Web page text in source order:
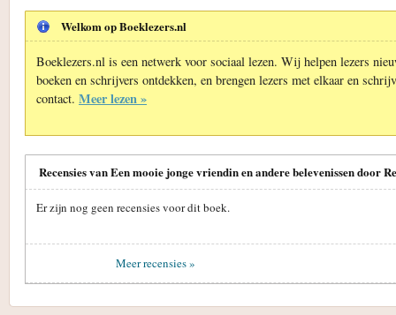
Welkom op Boeklezers.nl
Boeklezers.nl is een netwerk voor sociaal lezen. Wij helpen lezers
boeken en schrijvers ontdekken, en brengen lezers met elkaar en
contact. Meer lezen »
Recensies van Een mooie jonge vriendin en andere belevenissen door
Er zijn nog geen recensies voor dit boek.
Meer recensies »